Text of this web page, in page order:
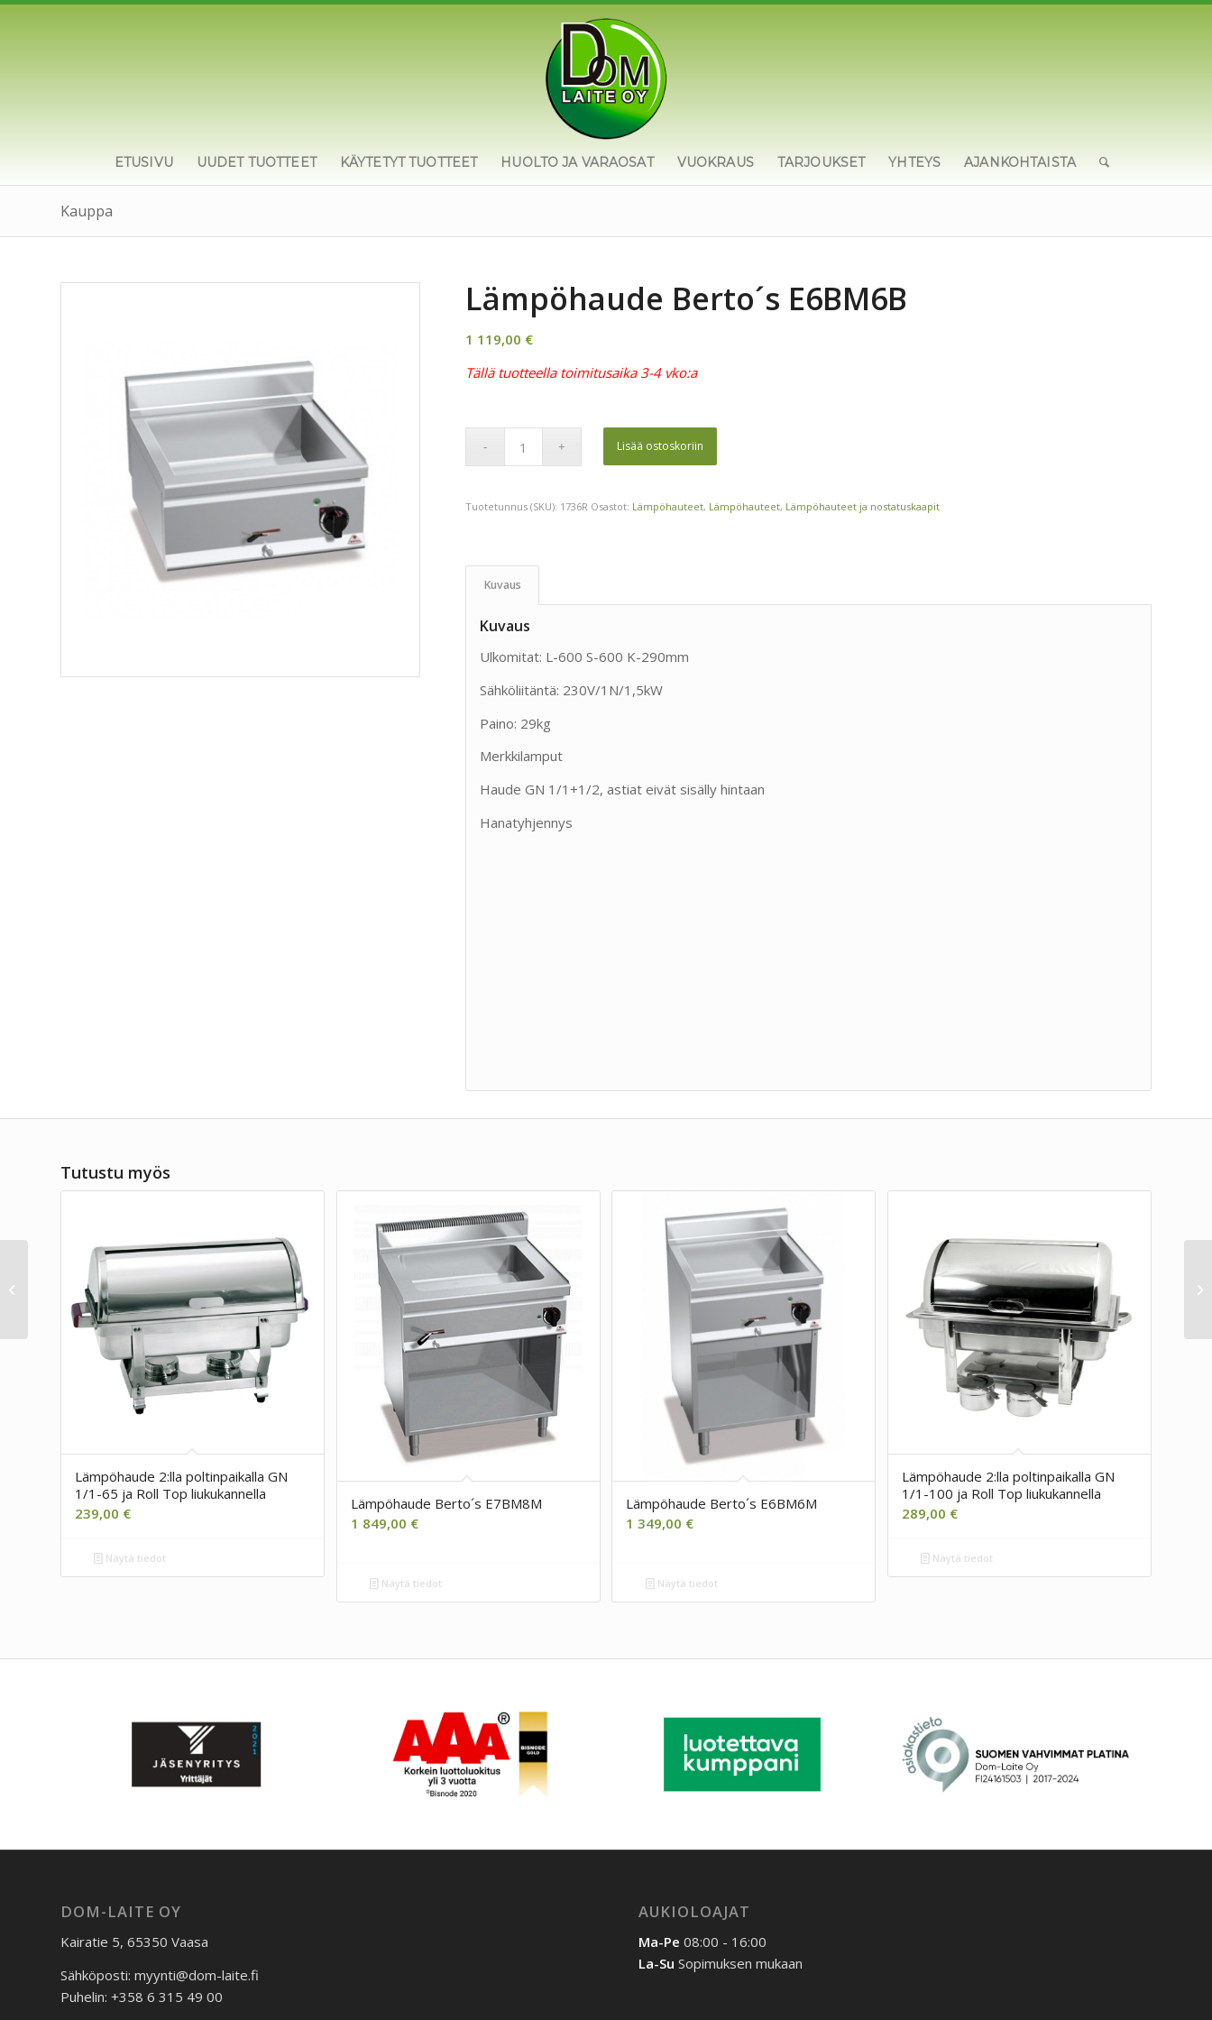
ETUSIVU UUDET TUOTTEET KÄYTETYT TUOTTEET HUOLTO JA VARAOSAT VUOKRAUS TARJOUKSET YHTEYS AJANKOHTAISTA
Kauppa
Lämpöhaude Berto´s E6BM6B
1 119,00 €
Tällä tuotteella toimitusaika 3-4 vko:a
Lisää ostoskoriin
Tuotetunnus (SKU): 1736R Osastot: Lämpöhauteet, Lämpöhauteet, Lämpöhauteet ja nostatuskaapit
Kuvaus
Kuvaus
Ulkomitat: L-600 S-600 K-290mm
Sähköliitäntä: 230V/1N/1,5kW
Paino: 29kg
Merkkilamput
Haude GN 1/1+1/2, astiat eivät sisälly hintaan
Hanatyhjennys
Tutustu myös
Lämpöhaude 2:lla poltinpaikalla GN
1/1-65 ja Roll Top liukukannella
239,00 €
Näytä tiedot
Lämpöhaude Berto´s E7BM8M
1 849,00 €
Näytä tiedot
Lämpöhaude Berto´s E6BM6M
1 349,00 €
Näytä tiedot
Lämpöhaude 2:lla poltinpaikalla GN
1/1-100 ja Roll Top liukukannella
289,00 €
Näytä tiedot
DOM-LAITE OY
Kairatie 5, 65350 Vaasa
Sähköposti: myynti@dom-laite.fi
Puhelin: +358 6 315 49 00
AUKIOLOAJAT
Ma-Pe 08:00 - 16:00
La-Su Sopimuksen mukaan
Lämpöhaude Berto´s